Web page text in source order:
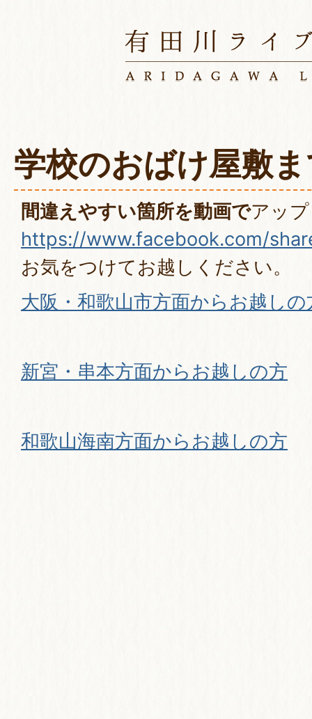
学校のおばけ屋敷
間違えやすい箇所を動画でアッ
https://www.facebook.com/
お気をつけてお越しください。
大阪・和歌山市方面からお越しの
新宮・串本方面からお越しの方
和歌山海南方面からお越しの方